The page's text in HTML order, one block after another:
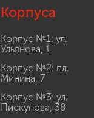
Корпуса
Корпус №1: ул.
Ульянова, 1
Корпус №2: пл.
Минина, 7
Корпус №3: ул.
Пискунова, 38